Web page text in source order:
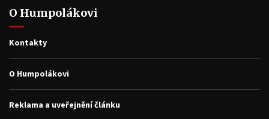
O Humpolákovi
Kontakty
O Humpolákovi
Reklama a uveřejnění článku